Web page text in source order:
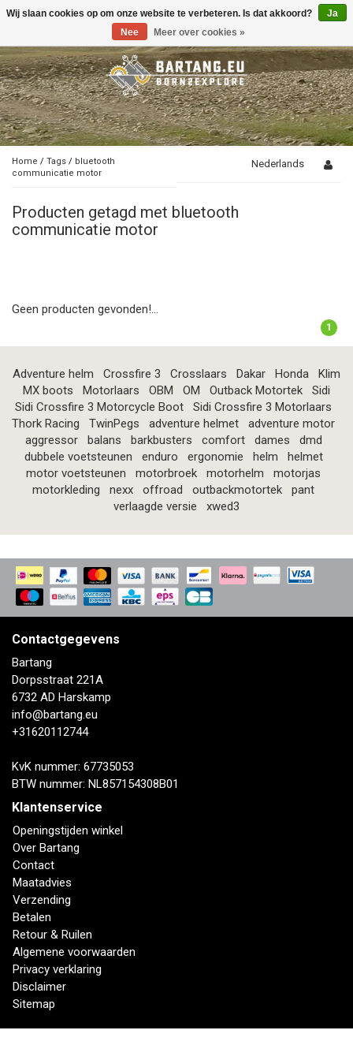
Toggle
Home / Tags / bluetooth
communicatie motor
Nederlands
Producten getagd met bluetooth
communicatie motor
Geen producten gevonden!...
1
Adventure helm Crossfire 3 Crosslaars Dakar Honda
Klim
MX boots
Motorlaars OBM OM Outback Motortek
Sidi
Sidi Crossfire 3 Motorcycle Boot
Sidi Crossfire 3 Motorlaars
Thork Racing
TwinPegs adventure helmet
adventure motor
aggressor
balans barkbusters comfort dames
dmd
dubbele voetsteunen
enduro ergonomie helm
helmet
motor voetsteunen
motorbroek motorhelm
motorjas
motorkleding
nexx offroad outbackmotortek
pant
verlaagde versie
xwed3
Contactgegevens
Bartang
Dorpsstraat 221A
6732 AD Harskamp
info@bartang.eu
+31620112744
KvK nummer: 67735053
BTW nummer: NL857154308B01
Klantenservice
Openingstijden winkel
Over Bartang
Contact
Maatadvies
Verzending
Betalen
Retour & Ruilen
Algemene voorwaarden
Privacy verklaring
Disclaimer
Sitemap
Wij slaan cookies op om onze website te verbeteren. Is dat akkoord?
Ja
Nee
Meer over cookies »